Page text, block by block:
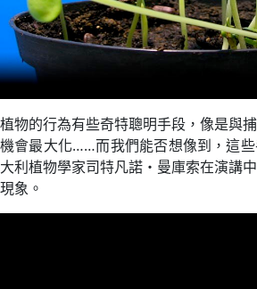
植物的行為有些奇特聰明手段，像是與
機會最大化……而我們能否想像到，這
大利植物學家司特凡諾・曼庫索在演講
現象。